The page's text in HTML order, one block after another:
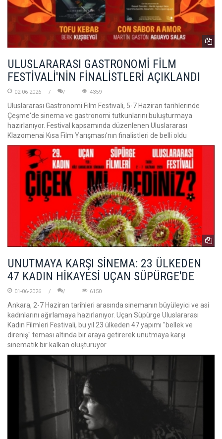
ULUSLARARASI GASTRONOMİ FİLM
FESTİVALİ'NİN FİNALİSTLERİ AÇIKLANDI
02-06-2026 4359
Uluslararası Gastronomi Film Festivali, 5-7 Haziran tarihlerinde
Çeşme'de sinema ve gastronomi tutkunlarını buluşturmaya
hazırlanıyor. Festival kapsamında düzenlenen Uluslararası
Klazomenai Kısa Film Yarışması'nın finalistleri de belli oldu
UNUTMAYA KARŞI SİNEMA: 23 ÜLKEDEN
47 KADIN HİKAYESİ UÇAN SÜPÜRGE'DE
01-06-2026 6150
Ankara, 2-7 Haziran tarihleri arasında sinemanın büyüleyici ve asi
kadınlarını ağırlamaya hazırlanıyor. Uçan Süpürge Uluslararası
Kadın Filmleri Festivali, bu yıl 23 ülkeden 47 yapımı "bellek ve
direniş" teması altında bir araya getirerek unutmaya karşı
sinematik bir kalkan oluşturuyor